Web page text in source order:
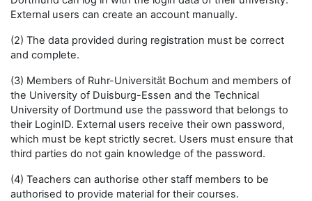
External users can create an account manually.
(2) The data provided during registration must be correct
and complete.
(3) Members of Ruhr-Universität Bochum and members of
the University of Duisburg-Essen and the Technical
University of Dortmund use the password that belongs to
their LoginID. External users receive their own password,
which must be kept strictly secret. Users must ensure that
third parties do not gain knowledge of the password.
(4) Teachers can authorise other staff members to be
authorised to provide material for their courses.